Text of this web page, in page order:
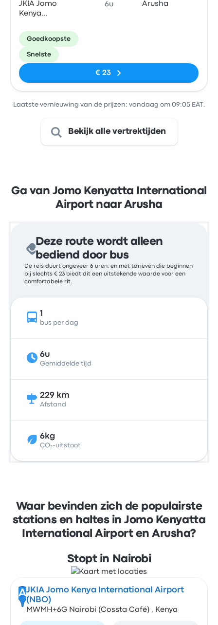
JKIA Jomo
Kenya
Airport (NBO)
6u Arusha
Goedkoopste
Snelste
€ 23
Laatste vernieuwing van de prijzen: vandaag om 09:05 EAT.
Bekijk alle vertrektijden
Ga van Jomo Kenyatta International
Airport naar Arusha
Deze route wordt alleen
bediend door bus
De reis duurt ongeveer 6 uren, en met tarieven die beginnen
bij slechts € 23 biedt dit een uitstekende waarde voor een
comfortabele rit.
1
bus per dag
6u
Gemiddelde tijd
229 km
Afstand
6kg
CO₂-uitstoot
Waar bevinden zich de populairste
stations en haltes in Jomo Kenyatta
International Airport en Arusha?
Stopt in Nairobi
AJKIA Jomo Kenya International Airport
(NBO)
MWMH+6G Nairobi (Cossta Café) , Kenya